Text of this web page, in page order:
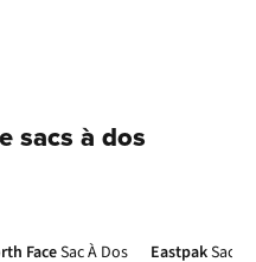
sacs à dos
FaceSac À Dos
EastpakSac À